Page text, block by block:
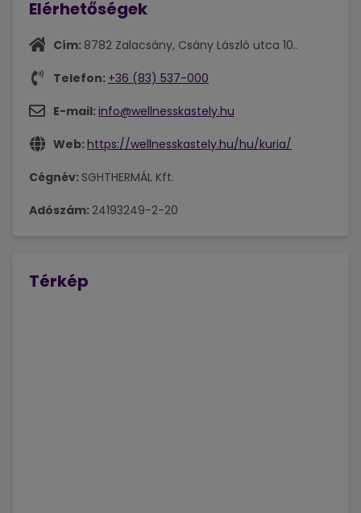
Elérhetőségek
Cím: 8782 Zalacsány, Csány László utca 10..
Telefon: +36 (83) 537-000
E-mail: info@wellnesskastely.hu
Web: https://wellnesskastely.hu/hu/kuria/
Cégnév: SGHTHERMÁL Kft.
Adószám: 24193249-2-20
Térkép